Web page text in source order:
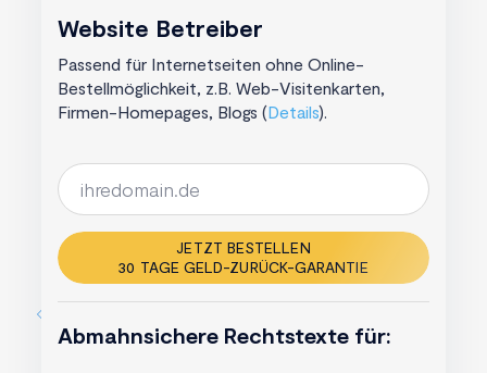
Website Betreiber
Passend für Internetseiten ohne Online-
Bestellmöglichkeit, z.B. Web-Visitenkarten,
Firmen-Homepages, Blogs (Details).
JETZT BESTELLEN
30 TAGE GELD-ZURÜCK-GARANTIE
Abmahnsichere Rechtstexte für: